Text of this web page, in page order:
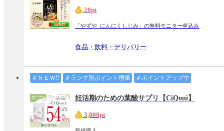
20pt
「やずや_にんにくしじみ」の無料モニター申込み
食品・飲料・デリバリー
＃ＮＥＷ!! ＃ランク別ポイント増量 ＃ポイントアップ中
妊活期のための葉酸サプリ【CiQoni】
3,000pt